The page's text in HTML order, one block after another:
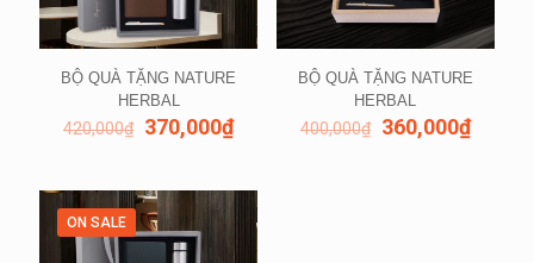
BỘ QUÀ TẶNG NATURE
HERBAL
420,000₫ 370,000₫
BỘ QUÀ TẶNG NATURE
HERBAL
400,000₫ 360,000₫
ON SALE